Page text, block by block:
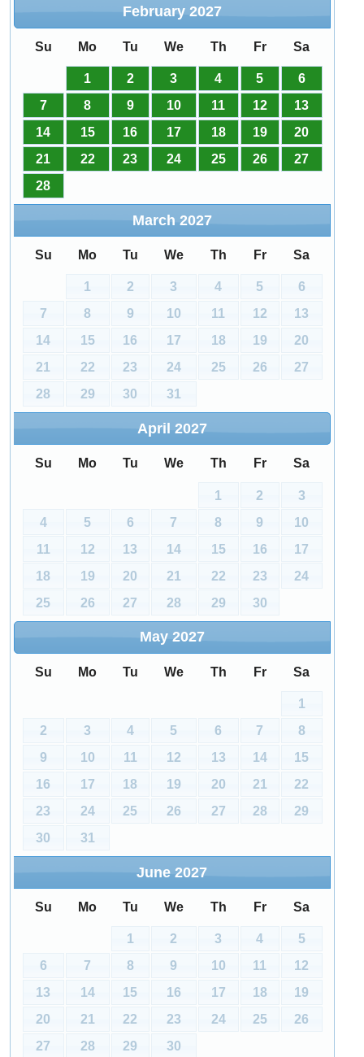
February 2027
Su Mo Tu We Th Fr Sa
1 2 3 4 5
6
7
8 9 10 11 12
13
14
15 16 17 18 19
20
21
22 23 24 25 26
27
28
March 2027
Su Mo Tu We Th Fr Sa
1 2 3 4 5
6
7
8 9 10 11 12
13
14
15 16 17 18 19
20
21
22 23 24 25 26
27
28
29 30 31
April 2027
Su Mo Tu We Th Fr Sa
1 2
3
4
5 6 7 8 9
10
11
12 13 14 15 16
17
18
19 20 21 22 23
24
25
26 27 28 29 30
May 2027
Su Mo Tu We Th Fr Sa
1
2
3 4 5 6 7
8
9
10 11 12 13 14
15
16
17 18 19 20 21
22
23
24 25 26 27 28
29
30
31
June 2027
Su Mo Tu We Th Fr Sa
1 2 3 4
5
6
7 8 9 10 11
12
13
14 15 16 17 18
19
20
21 22 23 24 25
26
27
28 29 30